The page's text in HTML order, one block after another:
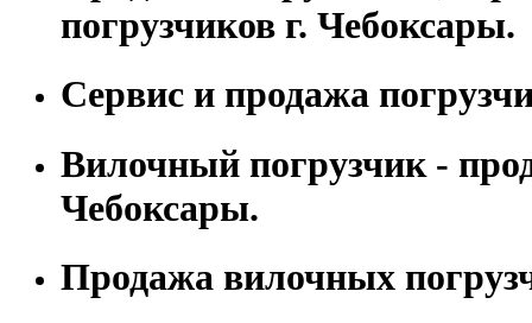
погрузчиков г. Чебоксары.
Сервис и продажа
Вилочный погрузчик -
Чебоксары.
Продажа вилочных